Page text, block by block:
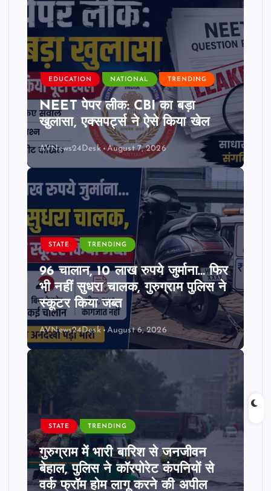
EDUCATION NATIONAL TRENDING
NEET पेपर लीक: CBI का बड़ा
खुलासा, एक्सपर्ट्स ने ऐसे किया खेल
AVNews24Desk August 7, 2026
STATE TRENDING
96 चालान, 10 लाख रुपये जुर्माना… फिर
भी नहीं सुधरा चालक, गुरुग्राम पुलिस ने
स्कूटर किया जब्त
AVNews24Desk August 6, 2026
STATE TRENDING
गुरुग्राम में भारी बारिश से जनजीवन
बेहाल, पुलिस ने कॉरपोरेट कंपनियों से
वर्क फ्रॉम होम लागू करने की अपील